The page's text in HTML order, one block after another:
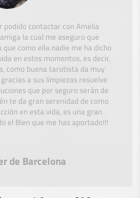
podido contactar con Amelia
la cual me aseguro que
como ella nadie me ha dicho
en estos momentos, es decir,
como buena tarotista da muy
a sus limpiezas resuelve
que por seguro serán de
te da gran serenidad de como
en esta vida, es una gran
el Bien que me has aportado!!!
de Barcelona